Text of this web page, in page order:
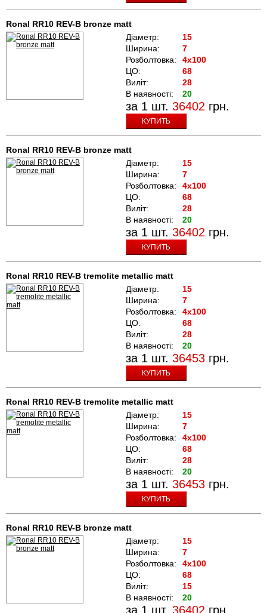
Ronal RR10 REV-B bronze matt
Діаметр:
15
Ширина:
7
Розболтовка:
4x100
ЦО:
68
Виліт:
28
В наявності:
20
за 1 шт.36402 грн.
КУПИТЬ
Ronal RR10 REV-B bronze matt
Діаметр:
15
Ширина:
7
Розболтовка:
4x100
ЦО:
68
Виліт:
28
В наявності:
20
за 1 шт.36402 грн.
КУПИТЬ
Ronal RR10 REV-B tremolite metallic matt
Діаметр:
15
Ширина:
7
Розболтовка:
4x100
ЦО:
68
Виліт:
28
В наявності:
20
за 1 шт.36453 грн.
КУПИТЬ
Ronal RR10 REV-B tremolite metallic matt
Діаметр:
15
Ширина:
7
Розболтовка:
4x100
ЦО:
68
Виліт:
28
В наявності:
20
за 1 шт.36453 грн.
КУПИТЬ
Ronal RR10 REV-B bronze matt
Діаметр:
15
Ширина:
7
Розболтовка:
4x100
ЦО:
68
Виліт:
15
В наявності:
20
за 1 шт.36402 грн.